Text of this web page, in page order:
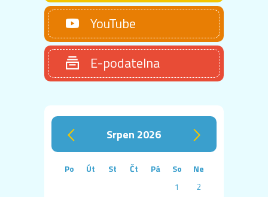
YouTube
E-podatelna
‹ srpen 2026 ›
Po Út St Čt Pá So
Ne
1
2